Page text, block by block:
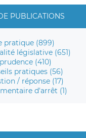
PUBLICATIONS
pratique (899)
législative (651)
(410)
pratiques (56)
/ réponse (17)
d'arrêt (1)